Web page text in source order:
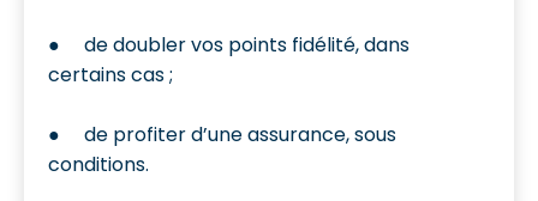
● de doubler vos points fidélité, dans
certains cas ;
● de profiter d’une assurance, sous
conditions.